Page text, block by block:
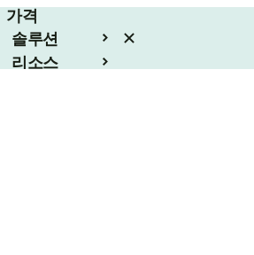
가격
솔루션
리소스